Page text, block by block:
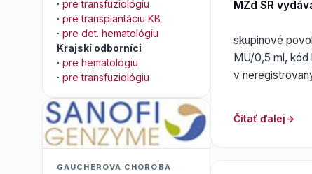
MZd SR
skupinové
MU/0,5 ml, kód
v
Čítať ďalej
· pre transfuziológiu
· pre transplantáciu KB
· pre det. hematológiu
Krajskí odborníci
· pre hematológiu
· pre transfuziológiu
GAUCHEROVA CHOROBA